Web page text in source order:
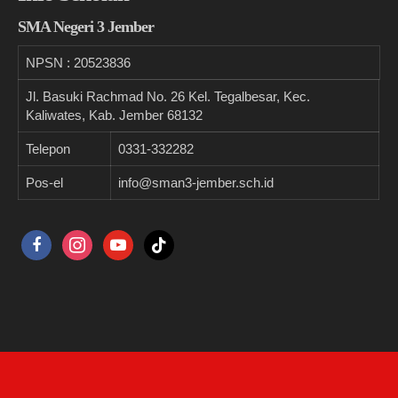
SMA Negeri 3 Jember
NPSN : 20523836
Jl. Basuki Rachmad No. 26 Kel. Tegalbesar, Kec.
Kaliwates, Kab. Jember 68132
Telepon 0331-332282
Pos-el info@sman3-jember.sch.id
facebookinstagramyoutubetiktok